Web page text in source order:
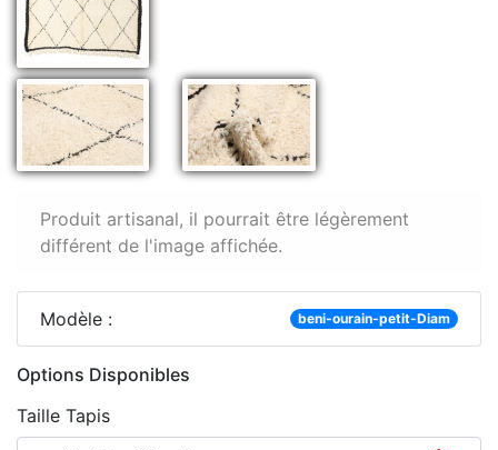
Produit artisanal, il pourrait être légèrement
différent de l'image affichée.
Modèle : beni-ourain-petit-Diam
Options Disponibles
Taille Tapis